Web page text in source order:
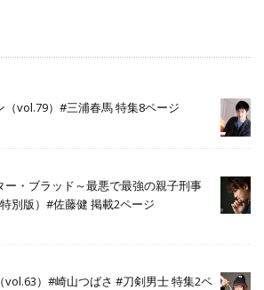
（vol.79）#三浦春馬 特集8ページ
ー・ブラッド～最悪で最強の親子刑事
別版）#佐藤健 掲載2ページ
vol.63）#崎山つばさ #刀剣男士 特集2ペ